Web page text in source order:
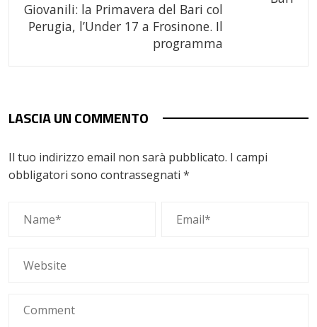
Giovanili: la Primavera del Bari col
Perugia, l’Under 17 a Frosinone. Il
programma
LASCIA UN COMMENTO
Il tuo indirizzo email non sarà pubblicato. I campi
obbligatori sono contrassegnati *